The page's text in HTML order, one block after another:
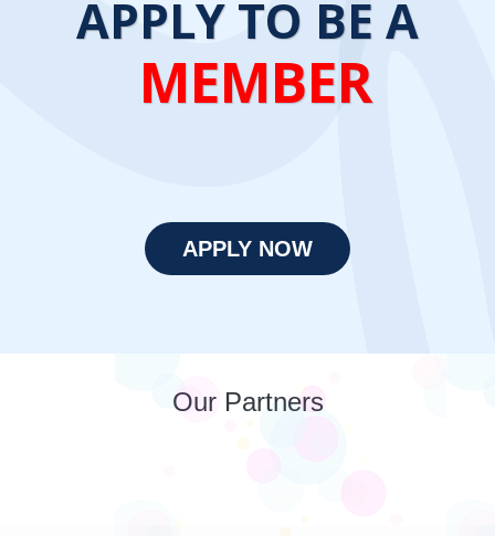
APPLY TO BE A
MEMBER
APPLY NOW
Our Partners